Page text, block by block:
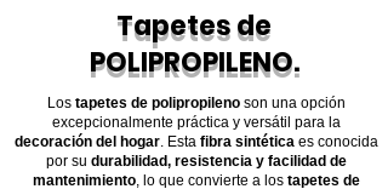
Tapetes de
POLIPROPILENO.
Los tapetes de polipropileno son una opción
excepcionalmente práctica y versátil para la
decoración del hogar. Esta fibra sintética es conocida
por su durabilidad, resistencia y facilidad de
mantenimiento, lo que convierte a los tapetes de